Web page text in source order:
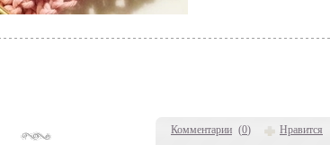
Комментарии (0) Нравится